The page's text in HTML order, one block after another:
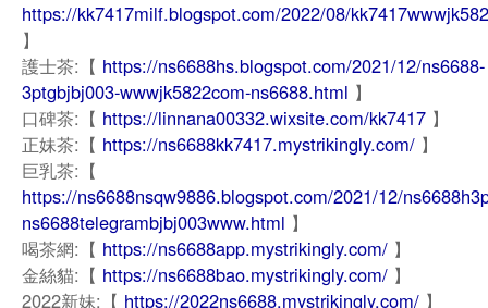
https://kk7417milf.blogspot.com/2022/08/
】
護士茶:【 https://ns6688hs.blogspot.com/2021/12/ns6688-
3ptgbjbj003-wwwjk5822com-ns6688.html 】
口碑茶:【 https://linnana00332.wixsite.com/kk7417 】
正妹茶:【 https://ns6688kk7417.mystrikingly.com/ 】
巨乳茶:【
https://ns6688nsqw9886.blogspot.com/2021/12/
ns6688telegrambjbj003www.html 】
喝茶網:【 https://ns6688app.mystrikingly.com/ 】
金絲貓:【 https://ns6688bao.mystrikingly.com/ 】
2022新妹:【 https://2022ns6688.mystrikingly.com/ 】